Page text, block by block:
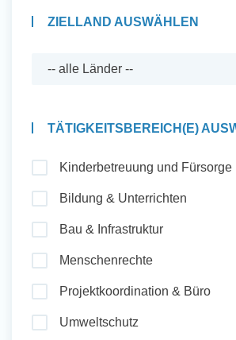
Auslandserfahrung
Initiativbewerbung
ZIELLAND AUSWÄHLEN
TÄTIGKEITSBEREICH(E)
Kinderbetreuung und Fürsorge
Bildung & Unterrichten
Bau & Infrastruktur
Menschenrechte
Projektkoordination & Büro
Umweltschutz